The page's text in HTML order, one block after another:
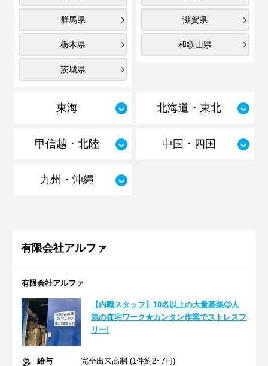
群馬県
栃木県
茨城県
滋賀県
和歌山県
東海 北海道・東北
甲信越・北陸 中国・四国
九州・沖縄
有限会社アルファ
有限会社アルファ
【内職スタッフ】10名以上の大量募集◎人
気の在宅ワーク★カンタン作業でストレスフ
リー!
給与
完全出来高制 (1件約2~7円)